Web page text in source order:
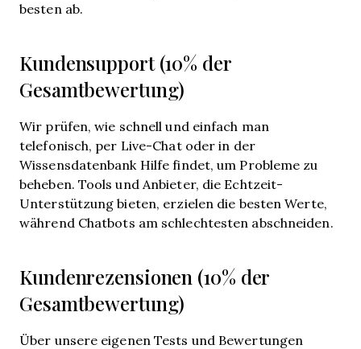
besten ab.
Kundensupport (10% der
Gesamtbewertung)
Wir prüfen, wie schnell und einfach man
telefonisch, per Live-Chat oder in der
Wissensdatenbank Hilfe findet, um Probleme zu
beheben. Tools und Anbieter, die Echtzeit-
Unterstützung bieten, erzielen die besten Werte,
während Chatbots am schlechtesten abschneiden.
Kundenrezensionen (10% der
Gesamtbewertung)
Über unsere eigenen Tests und Bewertungen